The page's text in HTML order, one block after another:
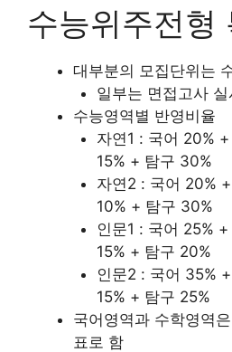
수능위주전형
대부분의 모집단위는
일부는 면접고사 실
수능영역별 반영비율
자연1 : 국어 20%
15% + 탐구 30%
자연2 : 국어 20%
10% + 탐구 30%
인문1 : 국어 25%
15% + 탐구 20%
인문2 : 국어 35%
15% + 탐구 25%
국어영역과 수학영역
표로 함